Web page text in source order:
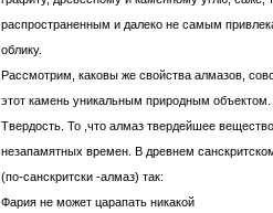
распространенным и далеко не самым
облику.
Рассмотрим, каковы же свойства алмазов,
этот камень уникальным природным объектом.
Твердость. То ,что алмаз твердейшее
незапамятных времен. В древнем
(по-санскритски -алмаз) так:
Фария не может царапать никакой